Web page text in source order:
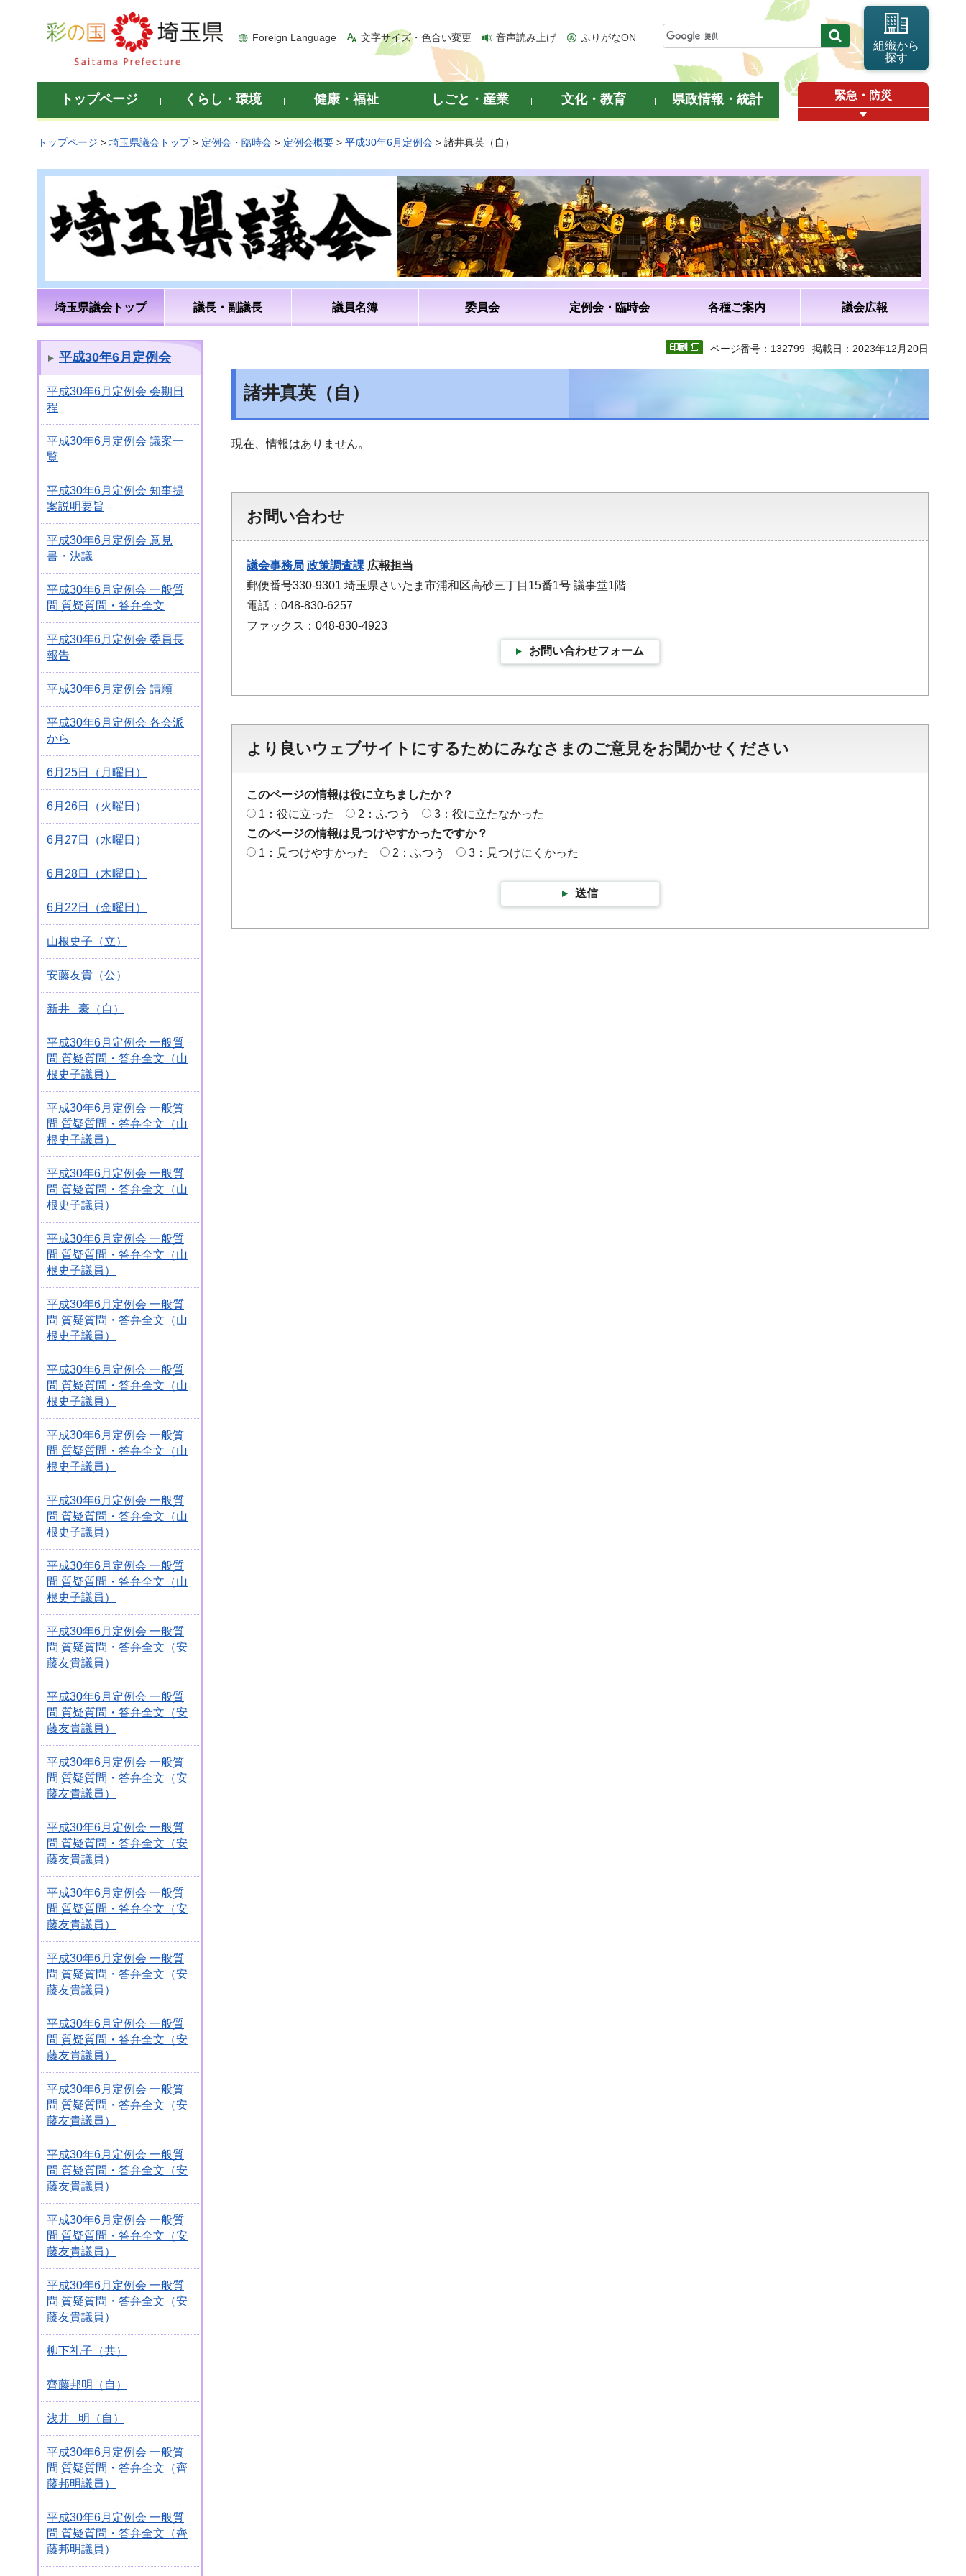
彩の国 埼玉県
Foreign Language 文字サイズ・色合い変更 音声読み上げ ふりがなON
組織から
探す
トップページ くらし・環境 健康・福祉 しごと・産業 文化・教育 県政情報・統計 緊急・防災
トップページ > 埼玉県議会トップ> 定例会・臨時会 > 定例会概要 > 平成30年6月定例会 > 諸井真英（自）
埼玉県議会トップ 議長・副議長 議員名簿 委員会 定例会・臨時会 各種ご案内 議会広報
平成30年6月定例会
平成30年6月定例会 会期日
程
平成30年6月定例会 議案一
覧
平成30年6月定例会 知事提
案説明要旨
平成30年6月定例会 意見
書・決議
平成30年6月定例会 一般質
問 質疑質問・答弁全文
平成30年6月定例会 委員長
報告
平成30年6月定例会 請願
平成30年6月定例会 各会派
から
6月25日（月曜日）
6月26日（火曜日）
6月27日（水曜日）
6月28日（木曜日）
6月22日（金曜日）
山根史子（立）
安藤友貴（公）
新井 豪（自）
平成30年6月定例会 一般質
問 質疑質問・答弁全文（山
根史子議員）
平成30年6月定例会 一般質
問 質疑質問・答弁全文（山
根史子議員）
平成30年6月定例会 一般質
問 質疑質問・答弁全文（山
根史子議員）
平成30年6月定例会 一般質
問 質疑質問・答弁全文（山
根史子議員）
平成30年6月定例会 一般質
問 質疑質問・答弁全文（山
根史子議員）
平成30年6月定例会 一般質
問 質疑質問・答弁全文（山
根史子議員）
平成30年6月定例会 一般質
問 質疑質問・答弁全文（山
根史子議員）
平成30年6月定例会 一般質
問 質疑質問・答弁全文（山
根史子議員）
平成30年6月定例会 一般質
問 質疑質問・答弁全文（山
根史子議員）
平成30年6月定例会 一般質
問 質疑質問・答弁全文（安
藤友貴議員）
平成30年6月定例会 一般質
問 質疑質問・答弁全文（安
藤友貴議員）
平成30年6月定例会 一般質
問 質疑質問・答弁全文（安
藤友貴議員）
平成30年6月定例会 一般質
問 質疑質問・答弁全文（安
藤友貴議員）
平成30年6月定例会 一般質
問 質疑質問・答弁全文（安
藤友貴議員）
平成30年6月定例会 一般質
問 質疑質問・答弁全文（安
藤友貴議員）
平成30年6月定例会 一般質
問 質疑質問・答弁全文（安
藤友貴議員）
平成30年6月定例会 一般質
問 質疑質問・答弁全文（安
藤友貴議員）
平成30年6月定例会 一般質
問 質疑質問・答弁全文（安
藤友貴議員）
平成30年6月定例会 一般質
問 質疑質問・答弁全文（安
藤友貴議員）
平成30年6月定例会 一般質
問 質疑質問・答弁全文（安
藤友貴議員）
柳下礼子（共）
齊藤邦明（自）
浅井 明（自）
平成30年6月定例会 一般質
問 質疑質問・答弁全文（齊
藤邦明議員）
平成30年6月定例会 一般質
問 質疑質問・答弁全文（齊
藤邦明議員）
ページ番号：132799 掲載日：2023年12月20日
諸井真英（自）
現在、情報はありません。
お問い合わせ
議会事務局 政策調査課 広報担当
郵便番号330-9301 埼玉県さいたま市浦和区高砂三丁目15番1号 議事堂1階
電話：048-830-6257
ファックス：048-830-4923
お問い合わせフォーム
より良いウェブサイトにするためにみなさまのご意見をお聞かせください
このページの情報は役に立ちましたか？
1：役に立った
2：ふつう
3：役に立たなかった
このページの情報は見つけやすかったですか？
1：見つけやすかった
2：ふつう 3：見つけにくかった
送信